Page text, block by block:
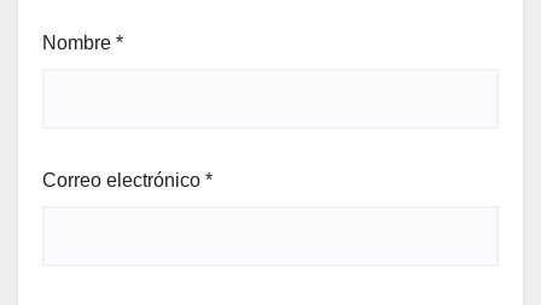
Nombre *
Correo electrónico *